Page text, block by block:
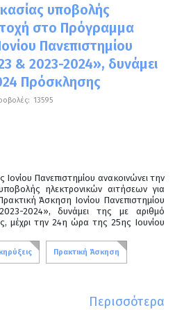
υποβολής
στο Πρόγραμμα
Πανεπιστημίου
& 2023-2024», δυνάμει
Πρόσκλησης
13595
Πανεπιστημίου ανακοινώνει την
ηλεκτρονικών αιτήσεων για
Άσκηση Ιονίου Πανεπιστημίου
2024», δυνάμει της με αριθμό
μέχρι την 24η ώρα της 25ης Ιουνίου
Πρακτική Άσκηση
Περισσότερα